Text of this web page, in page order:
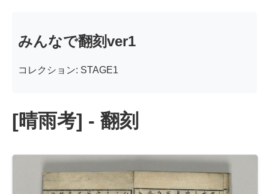
みんなで翻刻ver1
コレクション: STAGE1
[晴雨考] - 翻刻